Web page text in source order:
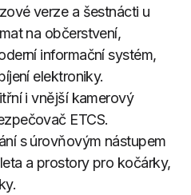
verze a šestnácti u
na občerstvení,
informační systém,
elektroniky.
i vnější kamerový
ETCS.
s úrovňovým nástupem
a prostory pro kočárky,